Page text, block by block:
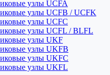
узлы UCFA
узлы UCFB / UCFK
узлы UCFC
узлы UCFL / BLFL
узлы UKF
узлы UKFB
узлы UKFC
узлы UKFL